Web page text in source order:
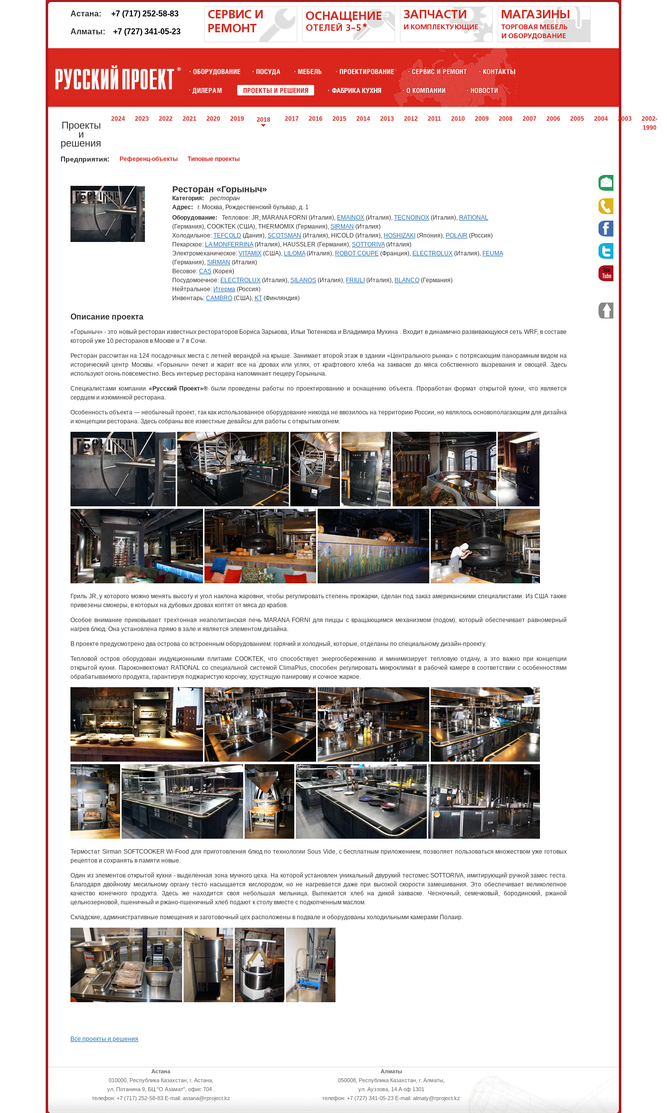
Астана: +7 (717) 252-58-83
Алматы: +7 (727) 341-05-23
Проекты
и
решения
2024 2023 2022 2021 2020 2019 2018 2017 2016 2015 2014 2013 2012 2011 2010 2009 2008 2007 2006 2005 2004 2003
2002-
1990
Предприятия: Референц-объекты Типовые проекты
Ресторан «Горыныч»
Категория: ресторан
Адрес:
г. Москва, Рождественский бульвар, д. 1
Оборудование: Тепловое: JR, MARANA FORNI (Италия), EMAINOX (Италия), TECNOINOX (Италия), RATIONAL
(Германия), COOKTEK (США), THERMOMIX (Германия), SIRMAN (Италия)
Холодильное: TEFCOLD (Дания), SCOTSMAN (Италия), HICOLD (Италия), HOSHIZAKI (Япония), POLAIR (Россия)
Пекарское: LA MONFERRINA(Италия), HAUSSLER (Германия), SOTTORIVA(Италия)
Электромеханическое: VITAMIX (США), LILOMA(Италия), ROBOT COUPE (Франция), ELECTROLUX (Италия), FEUMA
(Германия), SIRMAN (Италия)
Весовое: CAS (Корея)
Посудомоечное: ELECTROLUX (Италия), SILANOS (Италия), FRIULI (Италия), BLANCO (Германия)
Нейтральное: Итерма (Россия)
Инвентарь: CAMBRO (США), KT (Финляндия)
Описание проекта
«Горыныч» - это новый ресторан известных рестораторов Бориса Зарькова, Ильи Тютенкова и Владимира Мухина . Входит в динамично развивающуюся сеть WRF, в составе
которой уже 10 ресторанов в Москве и 7 в Сочи.
Ресторан рассчитан на 124 посадочных места с летней верандой на крыше. Занимает второй этаж в здании «Центрального рынка» с потрясающим панорамным видом на
исторический центр Москвы. «Горыныч» печет и жарит все на дровах или углях, от крафтового хлеба на закваске до мяса собственного вызревания и овощей. Здесь
используют огонь повсеместно. Весь интерьер ресторана напоминает пещеру Горыныча.
Специалистами компании «Русский Проект»® были проведены работы по проектированию и оснащению объекта. Проработан формат открытой кухни, что является
сердцем и изюминкой ресторана.
Особенность объекта — необычный проект, так как использованное оборудование никогда не ввозилось на территорию России, но являлось основополагающим для дизайна
и концепции ресторана. Здесь собраны все известные девайсы для работы с открытым огнем.
Гриль JR, у которого можно менять высоту и угол наклона жаровни, чтобы регулировать степень прожарки, сделан под заказ американскими специалистами. Из США также
привезены смокеры, в которых на дубовых дровах коптят от мяса до крабов.
Особое внимание приковывает трехтонная неаполитанская печь MARANA FORNI для пиццы с вращающимся механизмом (подом), который обеспечивает равномерный
нагрев блюд. Она установлена прямо в зале и является элементом дизайна.
В проекте предусмотрено два острова со встроенным оборудованием: горячий и холодный, которые, отделаны по специальному дизайн-проекту.
Тепловой остров оборудован индукционными плитами COOKTEK, что способствует энергосбережению и минимизирует тепловую отдачу, а это важно при концепции
открытой кухни. Пароконвектомат RATIONAL со специальной системой ClimaPlus, способен регулировать микроклимат в рабочей камере в соответствии с особенностями
обрабатываемого продукта, гарантируя поджаристую корочку, хрустящую панировку и сочное жаркое.
Термостат Sirman SOFTCOOKER Wi-Food для приготовления блюд по технологии Sous Vide, с бесплатным приложением, позволяет пользоваться множеством уже готовых
рецептов и сохранять в памяти новые.
Один из элементов открытой кухни - выделенная зона мучного цеха. На которой установлен уникальный двурукий тестомес SOTTORIVA, имитирующий ручной замес теста.
Благодаря двойному месильному органу тесто насыщается кислородом, но не нагревается даже при высокой скорости замешивания. Это обеспечивает великолепное
качество конечного продукта. Здесь же находится своя небольшая мельница. Выпекается хлеб на дикой закваске. Чесночный, семечковый, бородинский, ржаной
цельнозерновой, пшеничный и ржано-пшеничный хлеб подают к столу вместе с подкопченным маслом.
Складские, административные помещения и заготовочный цех расположены в подвале и оборудованы холодильными камерами Полаир.
Все проекты и решения
Астана
010000, Республика Казахстан, г. Астана,
ул. Потанина 9, БЦ "О Азамат", офис 704 .
телефон: +7 (717) 252-58-83 E-mail: astana@rproject.kz
Алматы
050008, Республика Казахстан, г. Алматы,
ул. Ауэзова, 14 А оф 1301
телефон: +7 (727) 341-05-23 E-mail: almaty@rproject.kz